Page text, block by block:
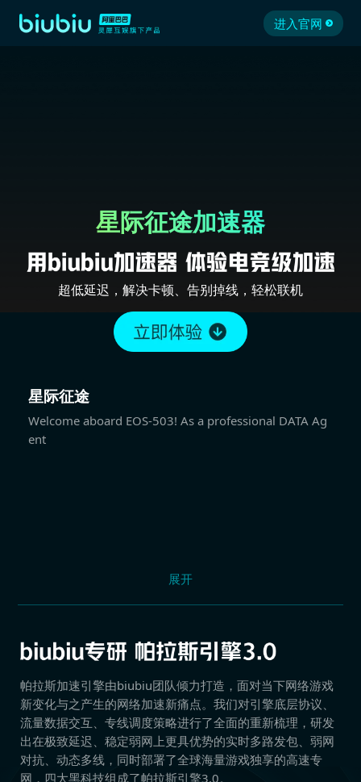
进入官网
星际征途加速器
超低延迟，解决卡顿、告别掉线，轻松联机
星际征途
Welcome aboard EOS-503! As a professional DATA Ag
ent
展开
帕拉斯加速引擎由biubiu团队倾力打造，面对当下网络游戏
新变化与之产生的网络加速新痛点。我们对引擎底层协议、
流量数据交互、专线调度策略进行了全面的重新梳理，研发
出在极致延迟、稳定弱网上更具优势的实时多路发包、弱网
对抗、动态多线，同时部署了全球海量游戏独享的高速专
网，四大黑科技组成了帕拉斯引擎3.0。